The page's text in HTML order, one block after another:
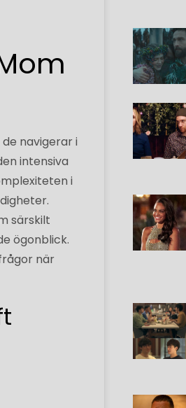
navigerar i
intensiva
i
särskilt
ögonblick.
när